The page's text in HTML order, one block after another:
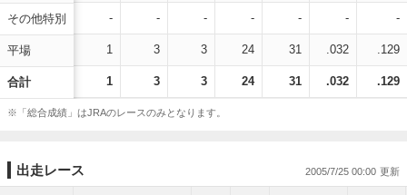
その他特別
平場
合計
- - - - - - -
1 3 3 24 31 .032 .129
1 3 3 24 31 .032 .129
※「総合成績」はJRAのレースのみとなります。
出走レース 2005/7/25 00:00